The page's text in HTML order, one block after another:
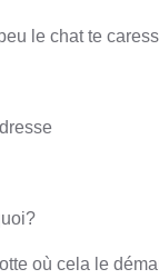
le chat te
où cela le